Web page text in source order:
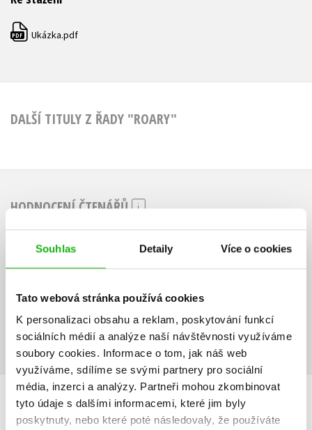
Souhlas Detaily Více o cookies
Tato webová stránka používá cookies
K personalizaci obsahu a reklam, poskytování funkcí
sociálních médií a analýze naší návštěvnosti využíváme
soubory cookies. Informace o tom, jak náš web
využíváme, sdílíme se svými partnery pro sociální
média, inzerci a analýzy. Partneři mohou zkombinovat
tyto údaje s dalšími informacemi, které jim byly
poskytnuty, nebo které poté následovaly, že používáte
PDF Ukázka.pdf
DALŠÍ TITULY Z ŘADY "ROARY"
HODNOCENÍ ČTENÁŘŮ
Uživatelskou recenzi mohou vkládat pouze registrovaní uživatelé
Přihlásit
MOHLO BY VÁS TAKÉ ZAJÍMAT